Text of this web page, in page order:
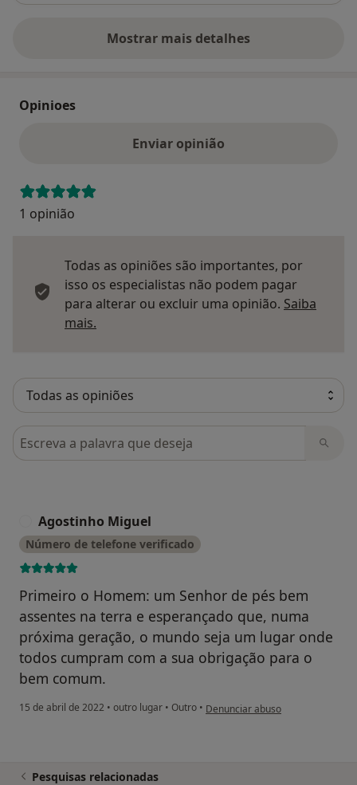
Mostrar mais detalhes
sobre o endereço
Opinioes
Enviar opinião
1 opinião
Todas as opiniões são importantes, por
isso os especialistas não podem pagar
para alterar ou excluir uma opinião. Saiba
mais.
Pesquisar em opiniões
Agostinho Miguel
Número de telefone verificado
Primeiro o Homem: um Senhor de pés bem
assentes na terra e esperançado que, numa
próxima geração, o mundo seja um lugar onde
todos cumpram com a sua obrigação para o
bem comum.
15 de abril de 2022 • outro lugar • Outro • na opinião do utilizador
Denunciar abuso
Pesquisas relacionadas